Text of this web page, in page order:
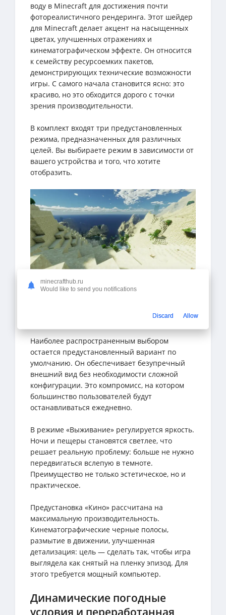
воду в Minecraft для достижения почти
фотореалистичного рендеринга. Этот шейдер
для Minecraft делает акцент на насыщенных
цветах, улучшенных отражениях и
кинематографическом эффекте. Он относится
к семейству ресурсоемких пакетов,
демонстрирующих технические возможности
игры. С самого начала становится ясно: это
красиво, но это обходится дорого с точки
зрения производительности.
В комплект входят три предустановленных
режима, предназначенных для различных
целей. Вы выбираете режим в зависимости от
вашего устройства и того, что хотите
отобразить.
Наиболее распространенным выбором
остается предустановленный вариант по
умолчанию. Он обеспечивает безупречный
внешний вид без необходимости сложной
конфигурации. Это компромисс, на котором
большинство пользователей будут
останавливаться ежедневно.
В режиме «Выживание» регулируется яркость.
Ночи и пещеры становятся светлее, что
решает реальную проблему: больше не нужно
передвигаться вслепую в темноте.
Преимущество не только эстетическое, но и
практическое.
Предустановка «Кино» рассчитана на
максимальную производительность.
Кинематографические черные полосы,
размытие в движении, улучшенная
детализация: цель — сделать так, чтобы игра
выглядела как снятый на пленку эпизод. Для
этого требуется мощный компьютер.
Динамические погодные
minecrafthub.ru
Would like to send you notifications
Discard Allow